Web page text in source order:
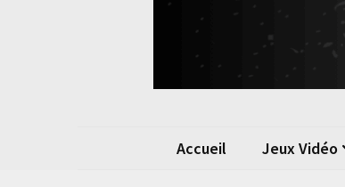
Accueil Jeux Vidéo